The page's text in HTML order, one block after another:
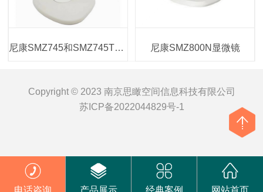
尼康SMZ745和SMZ745T显微镜 尼康SMZ800N显微镜
Copyright © 2023 南京思瞰空间信息科技有限公司
苏ICP备2022044829号-1
电话咨询 产品展示 经典案例 网站首页